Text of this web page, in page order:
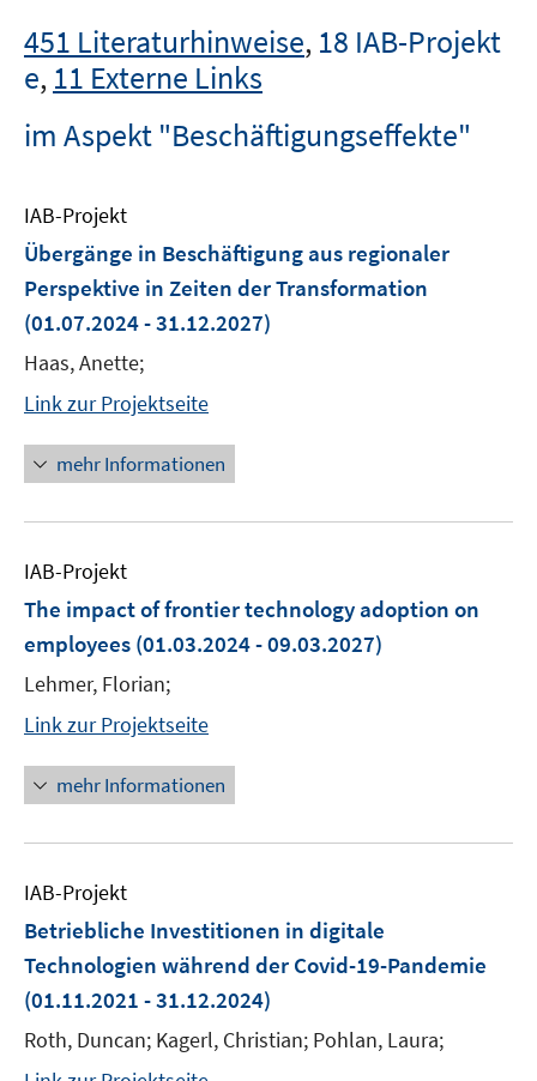
451 Literaturhinweise, 18 IAB-Projekt
e, 11 Externe Links
im Aspekt "Beschäftigungseffekte"
IAB-Projekt
Übergänge in Beschäftigung aus regionaler
Perspektive in Zeiten der Transformation
(01.07.2024 - 31.12.2027)
Haas, Anette;
Link zur Projektseite
mehr Informationen
IAB-Projekt
The impact of frontier technology adoption on
employees (01.03.2024 - 09.03.2027)
Lehmer, Florian;
Link zur Projektseite
mehr Informationen
IAB-Projekt
Betriebliche Investitionen in digitale
Technologien während der Covid-19-Pandemie
(01.11.2021 - 31.12.2024)
Roth, Duncan; Kagerl, Christian; Pohlan, Laura;